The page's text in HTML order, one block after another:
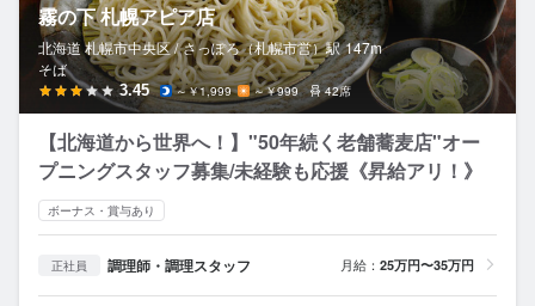
霧の下 札幌アピア店
北海道 札幌市中央区 / さっぽろ（札幌市営）駅 147m
そば
3.45 ～￥1,999 ～￥999 42席
【北海道から世界へ！】"50年続く老舗蕎麦店"オー
プニングスタッフ募集/未経験も応援《昇給アリ！》
ボーナス・賞与あり
正社員 調理師・調理スタッフ 月給： 25万円〜35万円